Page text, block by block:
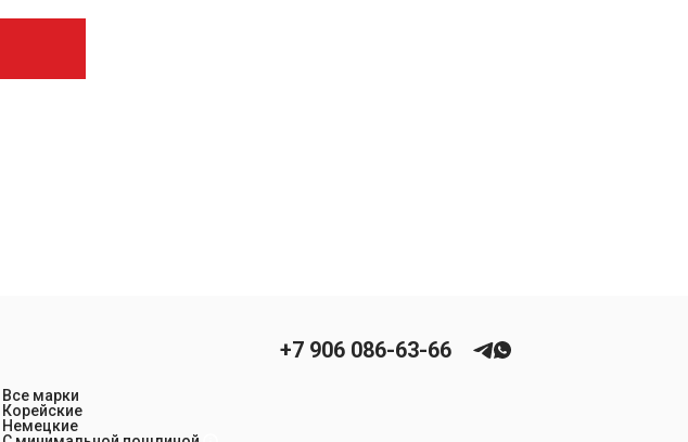
Все марки
Корейские
Немецкие
+7 906 086-63-66